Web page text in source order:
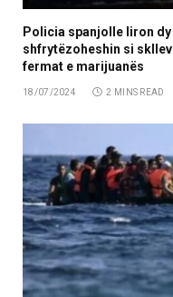
Policia spanjolle liron
shfrytëzoheshin si
fermat e marijuanës
18/07/2024 2 MINS READ